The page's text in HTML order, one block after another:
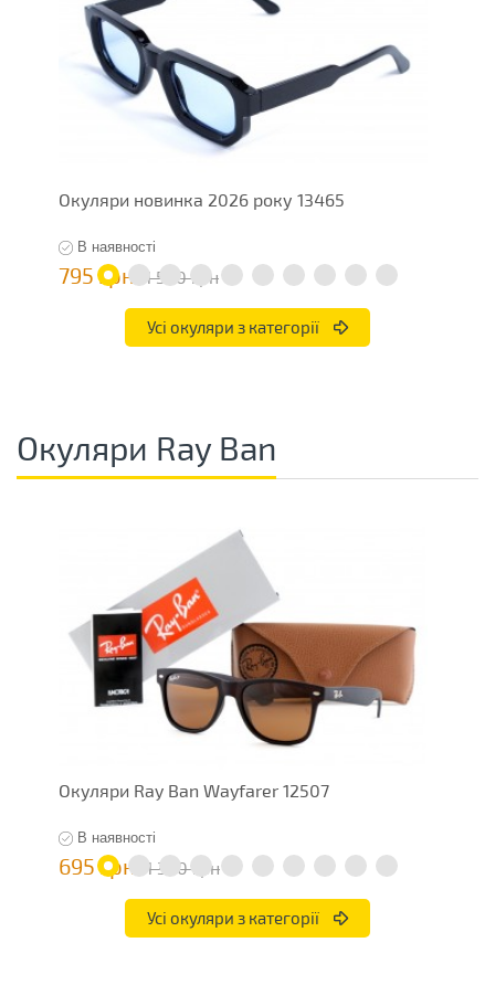
Окуляри новинка 2026 року 13465
В наявності
795 грн 1 590 грн
Усі окуляри з категорії
Окуляри Ray Ban
Окуляри Ray Ban Wayfarer 12507
В наявності
695 грн 1 390 грн
Усі окуляри з категорії